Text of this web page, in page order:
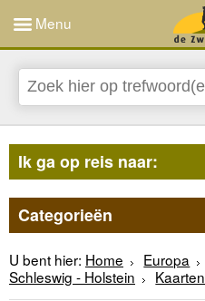
Menu
Ik ga op reis naar:
Categorieën
U bent hier: Home Europa
Schleswig - Holstein
Kaarten